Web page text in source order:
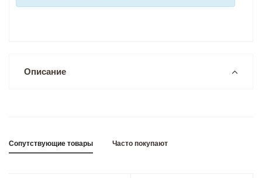
Описание
Сопутствующие товары Часто покупают